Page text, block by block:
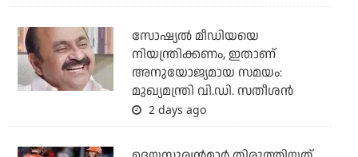
സോഷ്യല്‍ മീഡിയയെ
നിയന്ത്രിക്കണം, ഇതാണ്
അനുയോജ്യമായ സമയം:
മുഖ്യമന്ത്രി വി.ഡി. സതീശന്‍
2 days ago